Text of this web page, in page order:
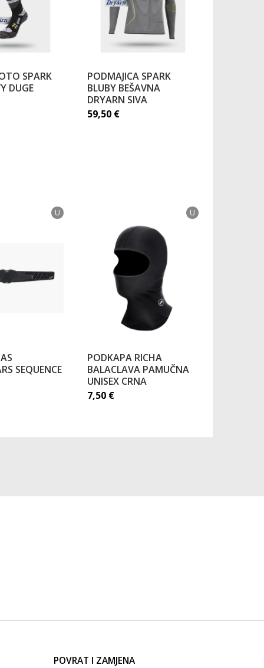
SPARK
DUGE
PODMAJICA SPARK
BLUBY BEŠAVNA
DRYARN SIVA
59,50 €
U
SEQUENCE
U
PODKAPA RICHA
BALACLAVA PAMUČNA
UNISEX CRNA
7,50 €
POVRAT I ZAMJENA